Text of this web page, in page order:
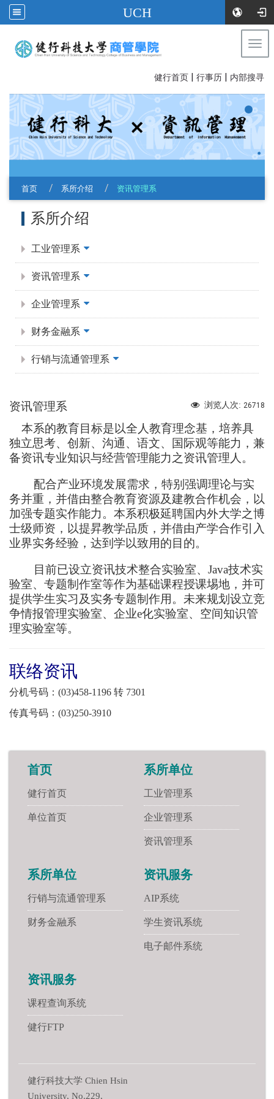
UCH
健行首页 | 行事历 | 内部搜寻
首页 系所介绍 资讯管理系
系所介绍
工业管理系
资讯管理系
企业管理系
财务金融系
行销与流通管理系
浏览人次: 26718
资讯管理系
本系的教育目标是以全人教育理念基，培养具
独立思考、创新、沟通、语文、国际观等能力，兼
备资讯专业知识与经营管理能力之资讯管理人。
配合产业环境发展需求，特别强调理论与实
务并重，并借由整合教育资源及建教合作机会，以
加强专题实作能力。本系积极延聘国内外大学之博
士级师资，以提昇教学品质，并借由产学合作引入
业界实务经验，达到学以致用的目的。
目前已设立资讯技术整合实验室、 Java技术实
验室、专题制作室等作为基础课程授课埸地，并可
提供学生实习及实务专题制作用。未来规划设立竞
争情报管理实验室、企业e化实验室、空间知识管
理实验室等。
联络资讯
分机号码：(03)458-1196 转 7301
传真号码：(03)250-3910
首页
健行首页
单位首页
系所单位
工业管理系
企业管理系
资讯管理系
系所单位
行销与流通管理系
财务金融系
资讯服务
AIP系统
学生资讯系统
电子邮件系统
资讯服务
课程查询系统
健行FTP
健行科技大学 Chien Hsin
University, No.229,